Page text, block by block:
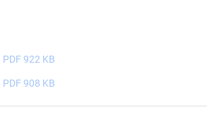
PDF 922 KB
PDF 908 KB